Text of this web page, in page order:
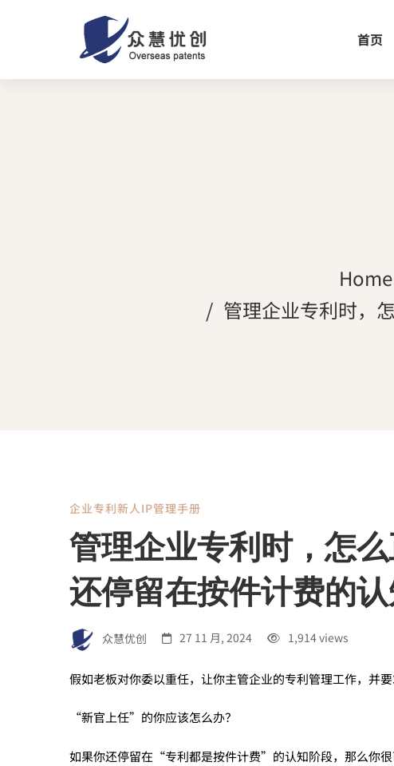
首页
Home
管理企业专利时，
管
理
企
业
专
企业专利新人IP管理手册
管理企业专利时，怎
还停留在按件计费的
众慧优创 27 11 月, 2024 1,914 views
假如老板对你委以重任，让你主管企业的专利管理工作，并
“新官上任”的你应该怎么办？
如果你还停留在“专利都是按件计费”的认知阶段，那么你